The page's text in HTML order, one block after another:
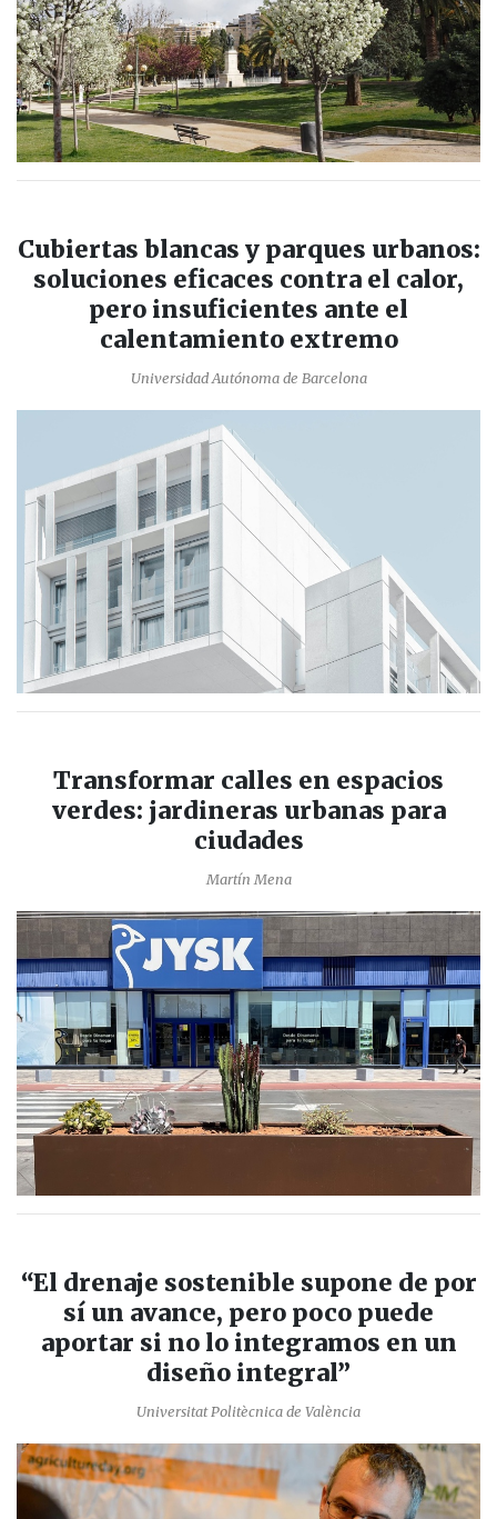
Cubiertas blancas y parques urbanos:
soluciones eficaces contra el calor,
pero insuficientes ante el
calentamiento extremo
Universidad Autónoma de Barcelona
Transformar calles en espacios
verdes: jardineras urbanas para
ciudades
Martín Mena
“El drenaje sostenible supone de por
sí un avance, pero poco puede
aportar si no lo integramos en un
diseño integral”
Universitat Politècnica de València